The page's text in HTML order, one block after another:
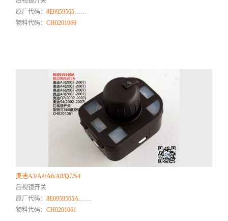
原厂代码：8E0959565……
物料代码：CH0201060
奥迪A3/A4/A6/A8/Q7/S4
后视镜开关
原厂代码：8E0959565A……
物料代码：CH0201061